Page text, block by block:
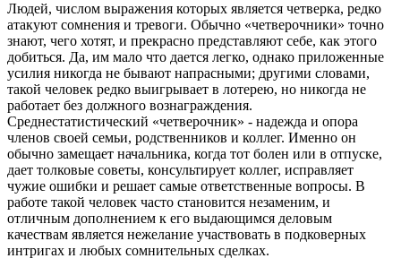
Людей, числом выражения которых является четверка, редко
атакуют сомнения и тревоги. Обычно «четверочники» точно
знают, чего хотят, и прекрасно представляют себе, как этого
добиться. Да, им мало что дается легко, однако приложенные
усилия никогда не бывают напрасными; другими словами,
такой человек редко выигрывает в лотерею, но никогда не
работает без должного вознаграждения.
Среднестатистический «четверочник» - надежда и опора
членов своей семьи, родственников и коллег. Именно он
обычно замещает начальника, когда тот болен или в отпуске,
дает толковые советы, консультирует коллег, исправляет
чужие ошибки и решает самые ответственные вопросы. В
работе такой человек часто становится незаменим, и
отличным дополнением к его выдающимся деловым
качествам является нежелание участвовать в подковерных
интригах и любых сомнительных сделках.